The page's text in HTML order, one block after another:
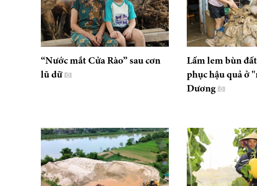
“Nước mắt Cửa Rào” sau cơn
lũ dữ
Lấm lem bùn
phục hậu quả ở
Dương